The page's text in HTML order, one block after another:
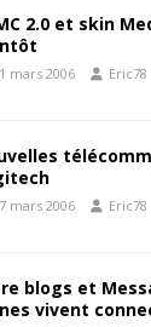
2.0 et skin
mars 2006 Eric78
mars 2006 Eric78
blogs et
vivent